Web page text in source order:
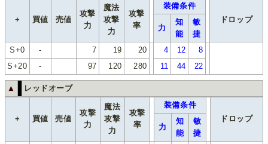
+ 買値 売値
攻撃
力
魔法
攻撃
力
攻撃
率
装備条件
ドロップ
力
知
能
敏
捷
S+0
- 7 19 20 4 12
8
S+20
- 97 120 280 11 44 22
▲ レッドオーブ
+ 買値 売値
攻撃
力
魔法
攻撃
力
攻撃
率
装備条件
ドロップ
力
知
能
敏
捷